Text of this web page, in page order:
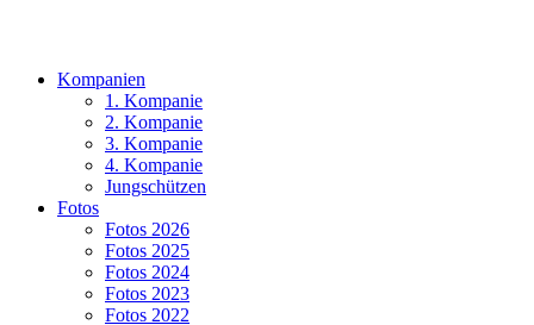
Kompanien
1. Kompanie
2. Kompanie
3. Kompanie
4. Kompanie
Jungschützen
Fotos
Fotos 2026
Fotos 2025
Fotos 2024
Fotos 2023
Fotos 2022